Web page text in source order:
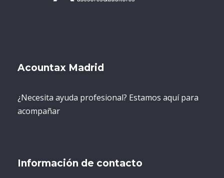
Acountax Madrid
¿Necesita ayuda profesional? Estamos aquí para
acompañar
Información de contacto